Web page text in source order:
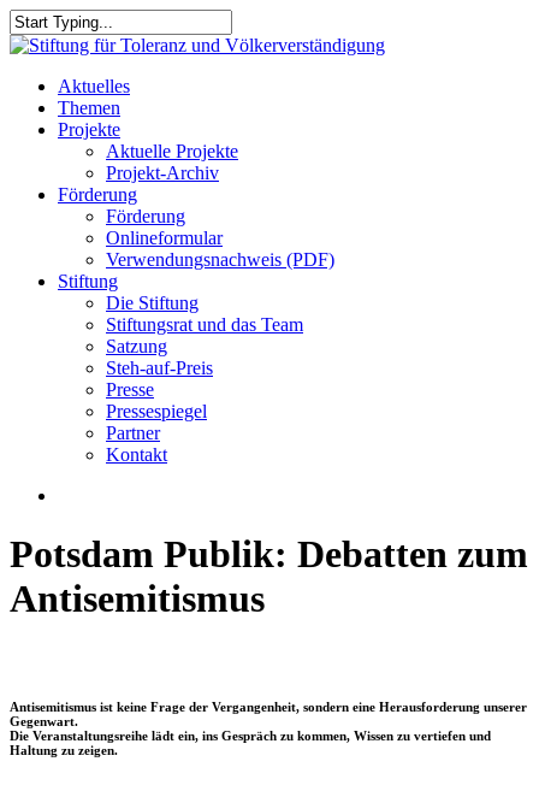
Skip
to
content
Close
search
Menu
Aktuelles
Themen
Projekte
Aktuelle Projekte
Projekt-Archiv
Förderung
Förderung
Onlineformular
Verwendungsnachweis (PDF)
Stiftung
Die Stiftung
Stiftungsrat und das Team
Satzung
Steh-auf-Preis
Presse
Pressespiegel
Partner
Kontakt
Potsdam Publik: Debatten zum
Antisemitismus
Antisemitismus ist keine Frage der Vergangenheit, sondern eine Herausforderung unserer
Gegenwart.
Die Veranstaltungsreihe lädt ein, ins Gespräch zu kommen, Wissen zu vertiefen und
Haltung zu zeigen.